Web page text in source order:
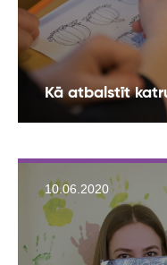
Kā atbalstīt
10.06.2020